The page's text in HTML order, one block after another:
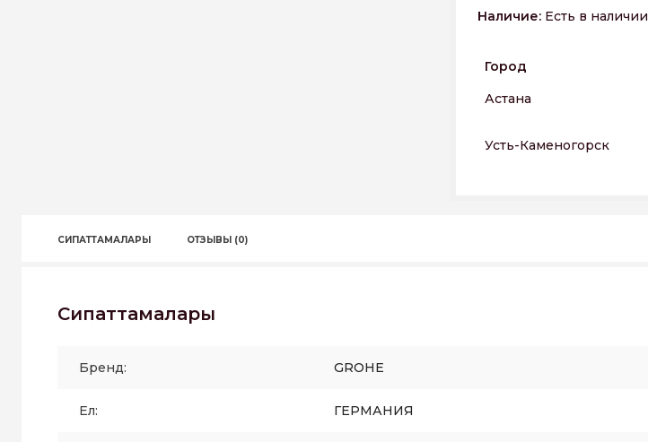
Наличие: Есть в наличии
Город
Астана
Усть-Каменогорск
СИПАТТАМАЛАРЫ ОТЗЫВЫ (0)
Сипаттамалары
Бренд: GROHE
Ел: ГЕРМАНИЯ